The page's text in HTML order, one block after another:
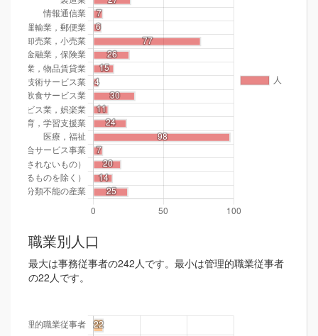
職業別人口
最大は事務従事者の242人です。最小は管理的職業従事者
の22人です。